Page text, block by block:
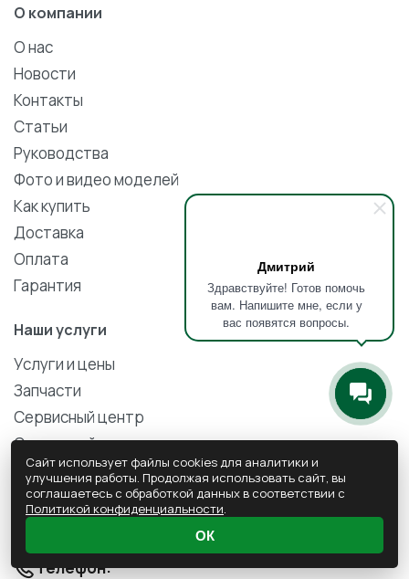
Дмитрий
Здравствуйте! Готов помочь
вам. Напишите мне, если у
вас появятся вопросы.
О компании
О нас
Новости
Контакты
Статьи
Руководства
Фото и видео моделей
Как купить
Доставка
Оплата
Гарантия
Наши услуги
Услуги и цены
Запчасти
Сервисный центр
Слесарный ремонт
Кузовной ремонт
Техническое обслуживание
Ремонт электрики
Телефон:
Сайт использует файлы cookies для аналитики и
улучшения работы. Продолжая использовать сайт, вы
соглашаетесь с обработкой данных в соответствии с
Политикой конфиденциальности.
ОК